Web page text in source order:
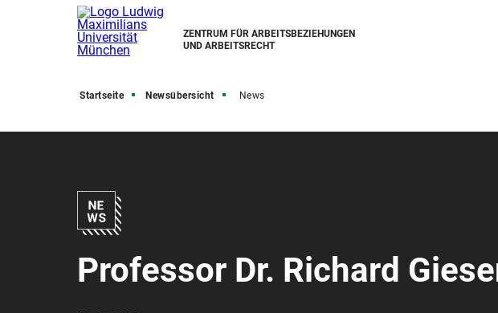
ZENTRUM FÜR ARBEITSBEZIEHUNGEN
UND ARBEITSRECHT
Startseite Newsübersicht News
Professor Dr. Richard